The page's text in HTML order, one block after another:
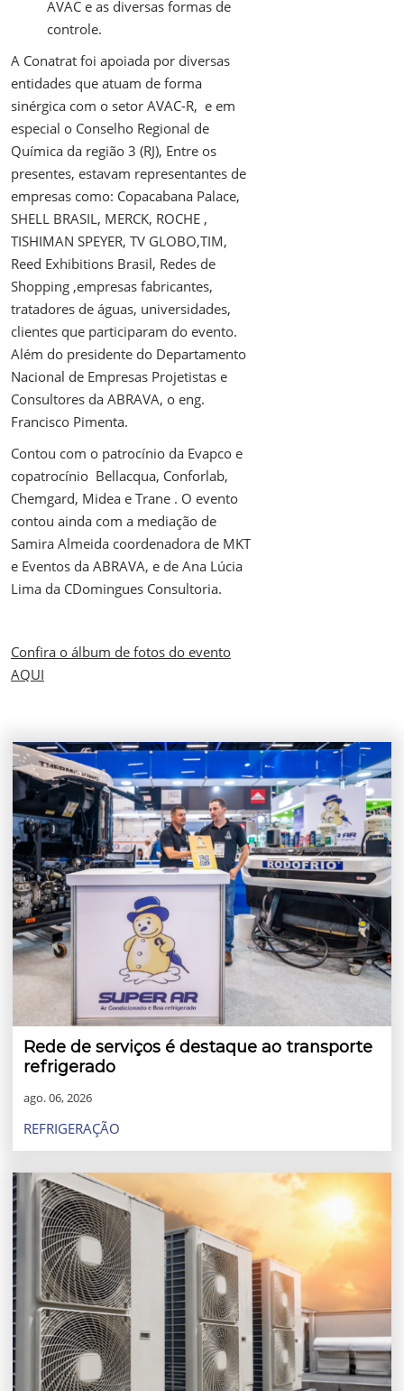
AVAC e as diversas formas de
controle.
A Conatrat foi apoiada por diversas
entidades que atuam de forma
sinérgica com o setor AVAC-R, e em
especial o Conselho Regional de
Química da região 3 (RJ), Entre os
presentes, estavam representantes de
empresas como: Copacabana Palace,
SHELL BRASIL, MERCK, ROCHE ,
TISHIMAN SPEYER, TV GLOBO,TIM,
Reed Exhibitions Brasil, Redes de
Shopping ,empresas fabricantes,
tratadores de águas, universidades,
clientes que participaram do evento.
Além do presidente do Departamento
Nacional de Empresas Projetistas e
Consultores da ABRAVA, o eng.
Francisco Pimenta.
Contou com o patrocínio da Evapco e
copatrocínio Bellacqua, Conforlab,
Chemgard, Midea e Trane . O evento
contou ainda com a mediação de
Samira Almeida coordenadora de MKT
e Eventos da ABRAVA, e de Ana Lúcia
Lima da CDomingues Consultoria.
Confira o álbum de fotos do evento
AQUI
Rede de serviços é destaque ao transporte
refrigerado
ago. 06, 2026
REFRIGERAÇÃO